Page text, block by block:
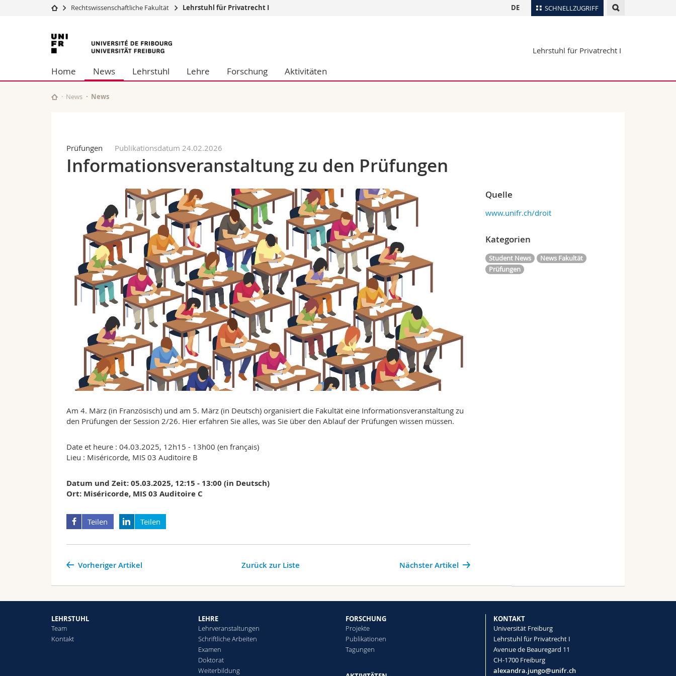
SCHNELLZUGRIFF
Universität
Studium
Forschung
Universität
Weiterbildung
Wirtschafts- und Sozialwissenschaftliche Fak.
Philosophische Fak.
Forschende
Ortsplan
Webmail
DE
Rechtswissenschaftliche Fakultät Lehrstuhl für Privatrecht I
Universität
Freiburg
Lehrstuhl für Privatrecht I
Home News Lehrstuhl Lehre Forschung Aktivitäten
News News
Prüfungen Publikationsdatum 24.02.2026
Informationsveranstaltung zu den Prüfungen
Am 4. März (in Französisch) und am 5. März (in Deutsch) organisiert die Fakultät eine Informationsveranstaltung zu
den Prüfungen der Session 2/26. Hier erfahren Sie alles, was Sie über den Ablauf der Prüfungen wissen müssen.
Date et heure : 04.03.2025, 12h15 - 13h00 (en français)
Lieu : Miséricorde, MIS 03 Auditoire B
Datum und Zeit: 05.03.2025, 12:15 - 13:00 (in Deutsch)
Ort: Miséricorde, MIS 03 Auditoire C
Teilen Teilen
Nächster Artikel
Vorheriger Artikel Zurück zur Liste
Quelle
www.unifr.ch/droit
Kategorien
Student News
News Fakultät
Prüfungen
LEHRSTUHL
Team
Kontakt
LEHRE
Lehrveranstaltungen
Schriftliche Arbeiten
Examen
Doktorat
Weiterbildung
FORSCHUNG
Projekte
Publikationen
Tagungen
KONTAKT
Universität Freiburg
Lehrstuhl für Privatrecht I
Avenue de Beauregard 11
CH-1700 Freiburg
alexandra.jungo@unifr.ch